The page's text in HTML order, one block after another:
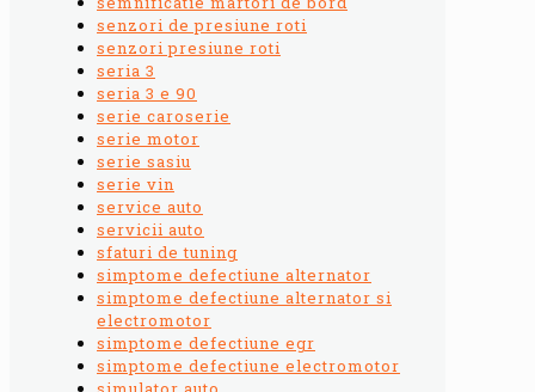
senzori de presiune roti
senzori presiune roti
seria 3
seria 3 e 90
serie caroserie
serie motor
serie sasiu
serie vin
service auto
servicii auto
sfaturi de tuning
simptome defectiune alternator
simptome defectiune alternator si
electromotor
simptome defectiune egr
simptome defectiune electromotor